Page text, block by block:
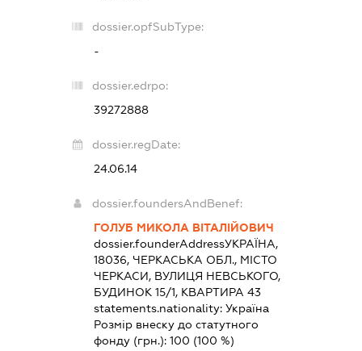
dossier.opfSubType:
-
dossier.edrpo:
39272888
dossier.regDate:
24.06.14
dossier.foundersAndBenef:
ГОЛУБ МИКОЛА ВІТАЛІЙОВИЧ
dossier.founderAddressУКРАЇНА,
18036, ЧЕРКАСЬКА ОБЛ., МІСТО
ЧЕРКАСИ, ВУЛИЦЯ НЕВСЬКОГО,
БУДИНОК 15/1, КВАРТИРА 43
statements.nationality:Україна
Розмір внеску до статутного
фонду (грн.):100 (100 %)